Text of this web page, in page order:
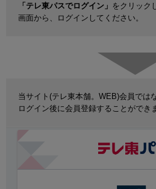
「テレ東パスでログイン」 をクリック
画面から、ログインしてください。
当サイト(テレ東本舗。WEB)会員では
ログイン後に会員登録することができ